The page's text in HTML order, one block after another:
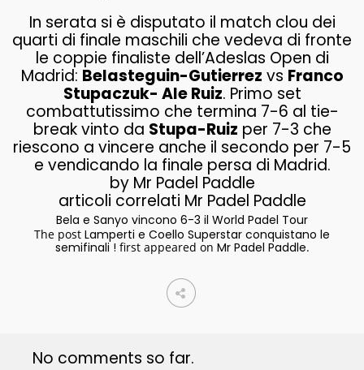
In serata si è disputato il match clou dei
quarti di finale maschili che vedeva di fronte
le coppie finaliste dell’Adeslas Open di
Madrid: Belasteguin-Gutierrez vs Franco
Stupaczuk- Ale Ruiz. Primo set
combattutissimo che termina 7-6 al tie-
break vinto da Stupa-Ruiz per 7-3 che
riescono a vincere anche il secondo per 7-5
e vendicando la finale persa di Madrid.
by Mr Padel Paddle
articoli correlati Mr Padel Paddle
Bela e Sanyo vincono 6-3 il World Padel Tour
The post Lamperti e Coello Superstar conquistano le
semifinali ! first appeared on Mr Padel Paddle.
No comments so far.